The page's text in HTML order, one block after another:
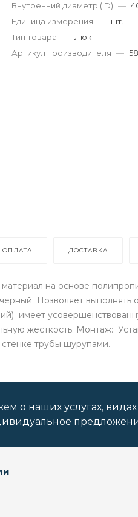
Внутренний диаметр (ID) —
Единица измерения — шт.
Тип товара — Люк
Артикул производителя —
ОПЛАТА ДОСТАВКА
на основе
Позволяет
имеет
жесткость. Монтаж:
трубы шурупами.
о наших услугах,